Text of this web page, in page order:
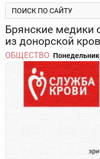
Брянские медики
из донорской
ОБЩЕСТВО